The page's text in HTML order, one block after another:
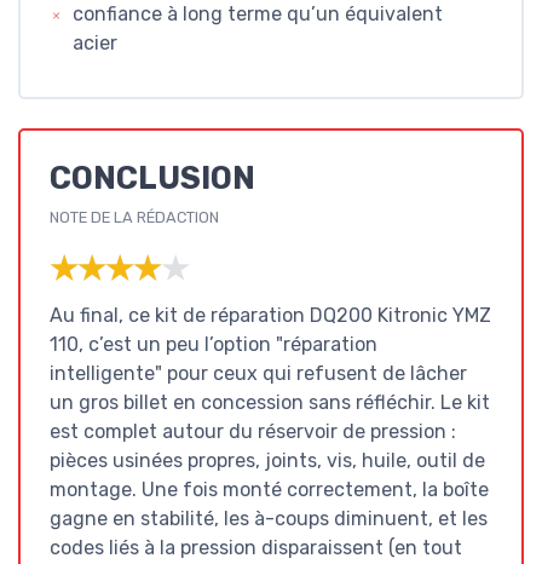
confiance à long terme qu’un équivalent
acier
CONCLUSION
NOTE DE LA RÉDACTION
★★★★★
★★★★★
Au final, ce kit de réparation DQ200 Kitronic YMZ
110, c’est un peu l’option "réparation
intelligente" pour ceux qui refusent de lâcher
un gros billet en concession sans réfléchir. Le kit
est complet autour du réservoir de pression :
pièces usinées propres, joints, vis, huile, outil de
montage. Une fois monté correctement, la boîte
gagne en stabilité, les à-coups diminuent, et les
codes liés à la pression disparaissent (en tout